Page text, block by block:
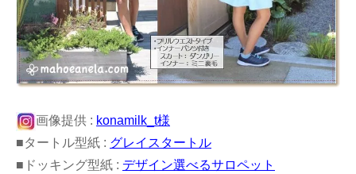
画像提供 : konamilk_t様
■タートル型紙 : グレイスタートル
■ドッキング型紙 : デザイン選べるサロペット